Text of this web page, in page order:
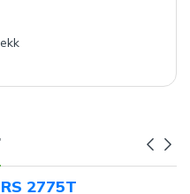
RS 2775T